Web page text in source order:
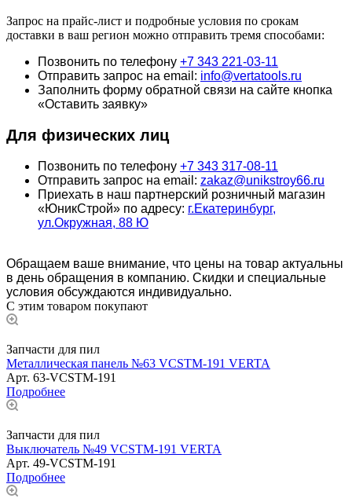
Запрос на прайс-лист и подробные условия по срокам
доставки в ваш регион можно отправить тремя способами:
Позвонить по телефону +7 343 221-03-11
Отправить запрос на email: info@vertatools.ru
Заполнить форму обратной связи на сайте кнопка
«Оставить заявку»
Для физических лиц
Позвонить по телефону +7 343 317-08-11
Отправить запрос на email: zakaz@unikstroy66.ru
Приехать в наш партнерский розничный магазин
«ЮникСтрой» по адресу: г.Екатеринбург,
ул.Окружная, 88 Ю
Обращаем ваше внимание, что цены на товар актуальны
в день обращения в компанию. Скидки и специальные
условия обсуждаются индивидуально.
С этим товаром покупают
Запчасти для пил
Металлическая панель №63 VCSTM-191 VERTA
Арт. 63-VCSTM-191
Подробнее
Запчасти для пил
Выключатель №49 VCSTM-191 VERTA
Арт. 49-VCSTM-191
Подробнее